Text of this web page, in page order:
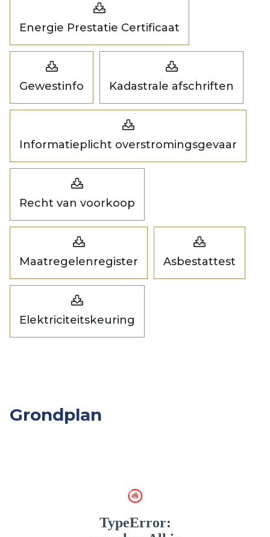
Energie Prestatie Certificaat
Gewestinfo Kadastrale afschriften
Informatieplicht overstromingsgevaar
Recht van voorkoop
Maatregelenregister Asbestattest
Elektriciteitskeuring
Grondplan